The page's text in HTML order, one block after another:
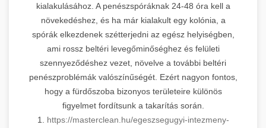
kialakulásához. A penészspóráknak 24-48 óra kell a
növekedéshez, és ha már kialakult egy kolónia, a
spórák elkezdenek szétterjedni az egész helyiségben,
ami rossz beltéri levegőminőséghez és felületi
szennyeződéshez vezet, növelve a további beltéri
penészproblémák valószínűségét. Ezért nagyon fontos,
hogy a fürdőszoba bizonyos területeire különös
figyelmet fordítsunk a takarítás során.
1. https://masterclean.hu/egeszsegugyi-intezmeny-